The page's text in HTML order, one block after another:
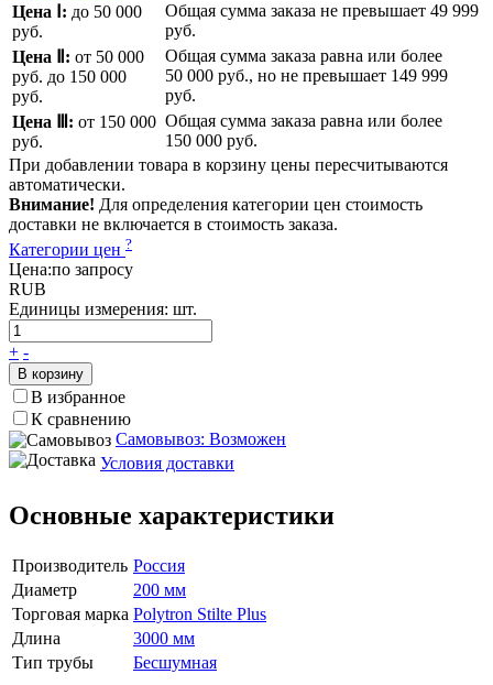
Цена Ⅰ: до 50 000
руб.
Общая сумма заказа не превышает 49 999
руб.
Цена Ⅱ: от 50 000
руб. до 150 000
руб.
Общая сумма заказа равна или более
50 000 руб., но не превышает 149 999
руб.
Цена Ⅲ: от 150 000
руб.
Общая сумма заказа равна или более
150 000 руб.
При добавлении товара в корзину цены пересчитываются
автоматически.
Внимание! Для определения категории цен стоимость
доставки не включается в стоимость заказа.
Категории цен ?
Цена:по запросу
RUB
Единицы измерения: шт.
+ -
В корзину
В избранное
К сравнению
Самовывоз: Возможен
Условия доставки
Основные характеристики
Производитель Россия
Диаметр
200 мм
Торговая марка Polytron Stilte Plus
Длина
3000 мм
Тип трубы
Бесшумная